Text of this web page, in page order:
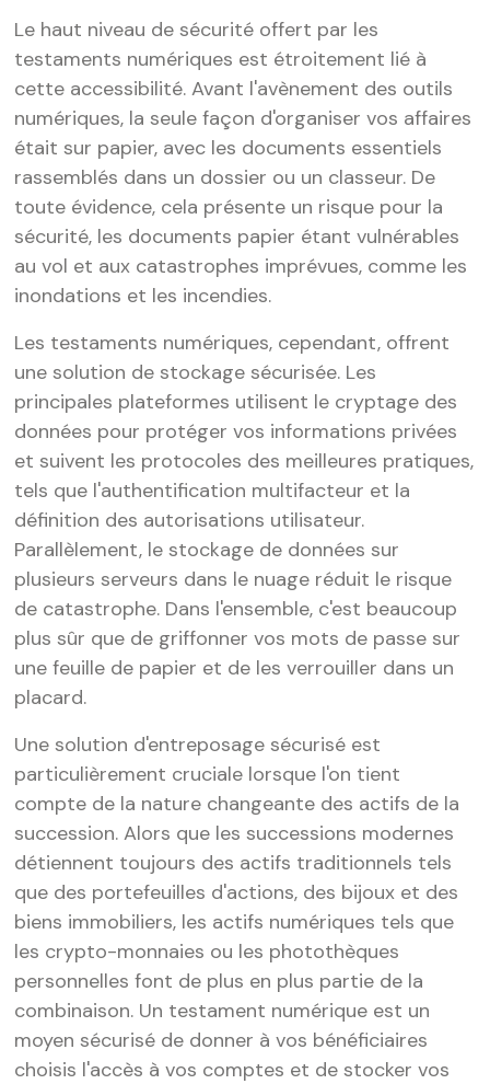
Le haut niveau de sécurité offert par les
testaments numériques est étroitement lié à
cette accessibilité. Avant l'avènement des outils
numériques, la seule façon d'organiser vos affaires
était sur papier, avec les documents essentiels
rassemblés dans un dossier ou un classeur. De
toute évidence, cela présente un risque pour la
sécurité, les documents papier étant vulnérables
au vol et aux catastrophes imprévues, comme les
inondations et les incendies.
Les testaments numériques, cependant, offrent
une solution de stockage sécurisée. Les
principales plateformes utilisent le cryptage des
données pour protéger vos informations privées
et suivent les protocoles des meilleures pratiques,
tels que l'authentification multifacteur et la
définition des autorisations utilisateur.
Parallèlement, le stockage de données sur
plusieurs serveurs dans le nuage réduit le risque
de catastrophe. Dans l'ensemble, c'est beaucoup
plus sûr que de griffonner vos mots de passe sur
une feuille de papier et de les verrouiller dans un
placard.
Une solution d'entreposage sécurisé est
particulièrement cruciale lorsque l'on tient
compte de la nature changeante des actifs de la
succession. Alors que les successions modernes
détiennent toujours des actifs traditionnels tels
que des portefeuilles d'actions, des bijoux et des
biens immobiliers, les actifs numériques tels que
les crypto-monnaies ou les photothèques
personnelles font de plus en plus partie de la
combinaison. Un testament numérique est un
moyen sécurisé de donner à vos bénéficiaires
choisis l'accès à vos comptes et de stocker vos